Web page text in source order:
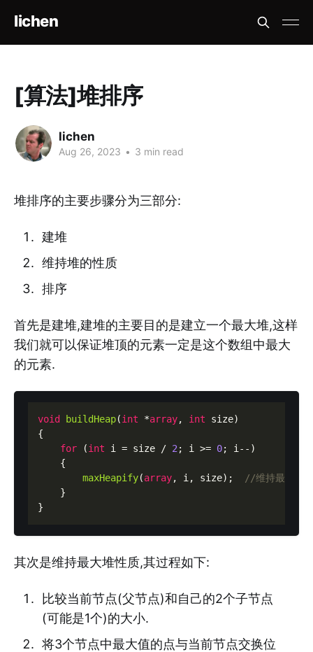
lichen
[算法]堆排序
lichen
Aug 26, 2023 • 3 min read
堆排序的主要步骤分为三部分:
建堆
维持堆的性质
排序
首先是建堆,建堆的主要目的是建立一个最大堆,这样
我们就可以保证堆顶的元素一定是这个数组中最大
的元素.
void buildHeap(int *array, int size)
{
for (int i = size / 2 ; i >= 0; i--)
    {
maxHeapify(array, i, size);
//维持最大堆
    }
其次是维持最大堆性质,其过程如下:
比较当前节点(父节点)和自己的2个子节点
(可能是1个)的大小.
将3个节点中最大值的点与当前节点交换位